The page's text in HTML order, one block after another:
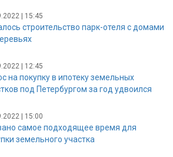
| 15:45
строительство парк-отеля с домами
| 12:45
на покупку в ипотеку земельных
под Петербургом за год удвоился
| 15:00
самое подходящее время для
земельного участка